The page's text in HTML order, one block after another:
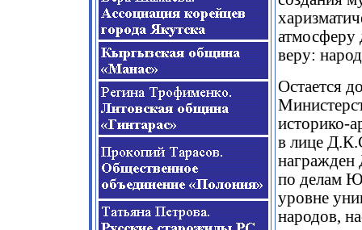
атмосферу
веру:
Остается
историко-
в лице
награжден
по делам
уровне
народов,